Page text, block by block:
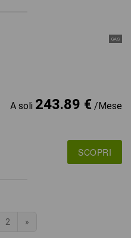
GAS
A soli 243.89 €/Mese
SCOPRI
2 »